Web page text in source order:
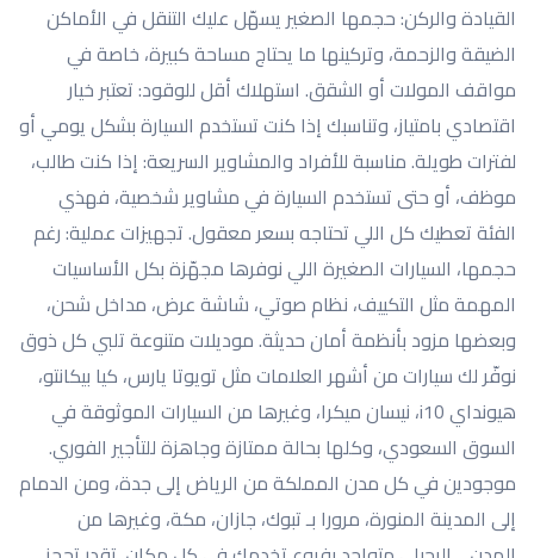
القيادة والركن: حجمها الصغير يسهّل عليك التنقل في الأماكن
الضيقة والزحمة، وتركينها ما يحتاج مساحة كبيرة، خاصة في
مواقف المولات أو الشقق. استهلاك أقل للوقود: تعتبر خيار
اقتصادي بامتياز، وتناسبك إذا كنت تستخدم السيارة بشكل يومي أو
لفترات طويلة. مناسبة للأفراد والمشاوير السريعة: إذا كنت طالب،
موظف، أو حتى تستخدم السيارة في مشاوير شخصية، فهذي
الفئة تعطيك كل اللي تحتاجه بسعر معقول. تجهيزات عملية: رغم
حجمها، السيارات الصغيرة اللي نوفرها مجهّزة بكل الأساسيات
المهمة مثل التكييف، نظام صوتي، شاشة عرض، مداخل شحن،
وبعضها مزود بأنظمة أمان حديثة. موديلات متنوعة تلبي كل ذوق
نوفّر لك سيارات من أشهر العلامات مثل تويوتا يارس، كيا بيكانتو،
هيونداي i10، نيسان ميكرا، وغيرها من السيارات الموثوقة في
السوق السعودي، وكلها بحالة ممتازة وجاهزة للتأجير الفوري.
موجودين في كل مدن المملكة من الرياض إلى جدة، ومن الدمام
إلى المدينة المنورة، مرورا بـ تبوك، جازان، مكة، وغيرها من